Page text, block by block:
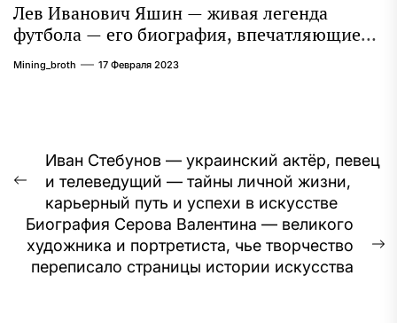
Лев Иванович Яшин — живая легенда
футбола — его биография, впечатляющие
достижения и интересная личная жизнь
Mining_broth 17 Февраля 2023
Навигация
по
записям
Предыдущая
запись:
Иван Стебунов — украинский актёр, певец
и телеведущий — тайны личной жизни,
карьерный путь и успехи в искусстве
Биография Серова Валентина — великого
художника и портретиста, чье творчество
переписало страницы истории искусства